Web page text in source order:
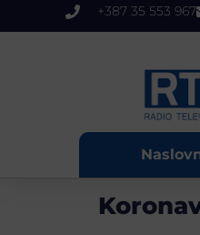
+387 35 553 967